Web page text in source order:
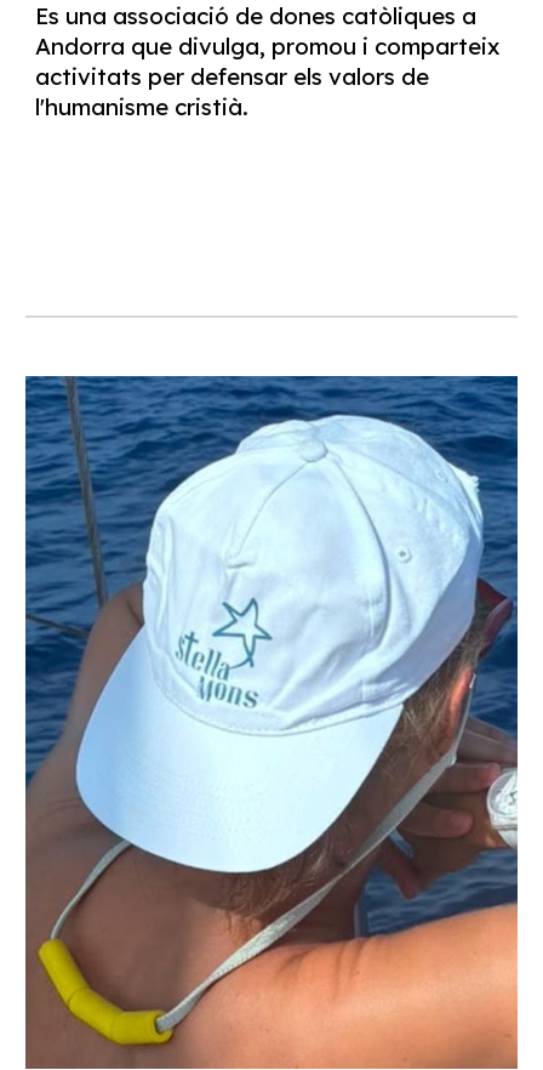
Es una associació de dones catòliques a
Andorra que divulga, promou i comparteix
activitats per defensar els valors de
l'humanisme cristià.